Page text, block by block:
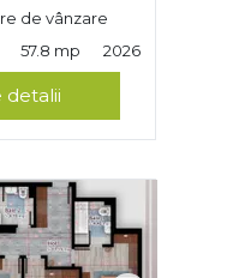
de vânzare
57.8 mp 2026
detalii